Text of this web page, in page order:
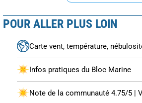
POUR ALLER PLUS LOIN
Carte vent, température,
Infos pratiques du Bloc Marine
Note de la communauté 4.75/5 |